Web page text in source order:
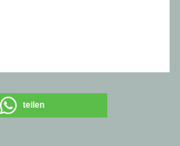
teilen